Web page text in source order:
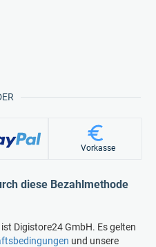
Vorkasse
diese Bezahlmethode
Digistore24 GmbH. Es gelten
und unsere